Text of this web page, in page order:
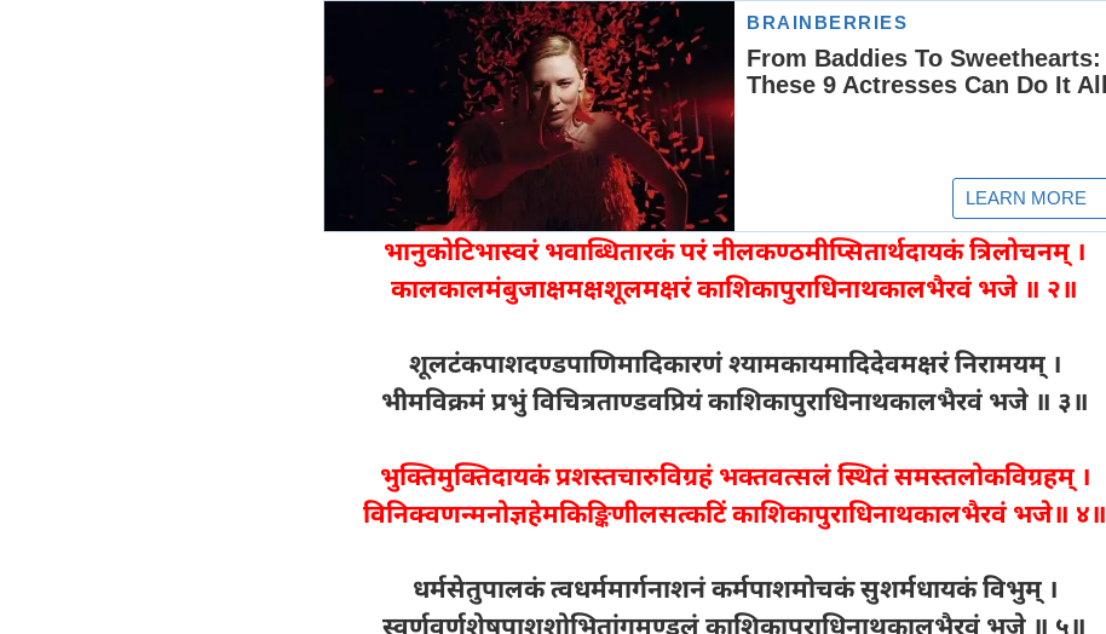
भानुकोटिभास्वरं भवाब्धितारकं परं नीलकण्ठमीप्सितार्थदायकं त्रिलोचनम् ।
कालकालमंबुजाक्षमक्षशूलमक्षरं काशिकापुराधिनाथकालभैरवं भजे ॥ २॥
शूलटंकपाशदण्डपाणिमादिकारणं श्यामकायमादिदेवमक्षरं निरामयम् ।
भीमविक्रमं प्रभुं विचित्रताण्डवप्रियं काशिकापुराधिनाथकालभैरवं भजे ॥ ३॥
भुक्तिमुक्तिदायकं प्रशस्तचारुविग्रहं भक्तवत्सलं स्थितं समस्तलोकविग्रहम् ।
विनिक्वणन्मनोज्ञहेमकिङ्किणीलसत्कटिं काशिकापुराधिनाथकालभैरवं भजे॥ ४॥
धर्मसेतुपालकं त्वधर्ममार्गनाशनं कर्मपाशमोचकं सुशर्मधायकं विभुम् ।
स्वर्णवर्णशेषपाशशोभितांगमण्डलं काशिकापुराधिनाथकालभैरवं भजे ॥ ५॥